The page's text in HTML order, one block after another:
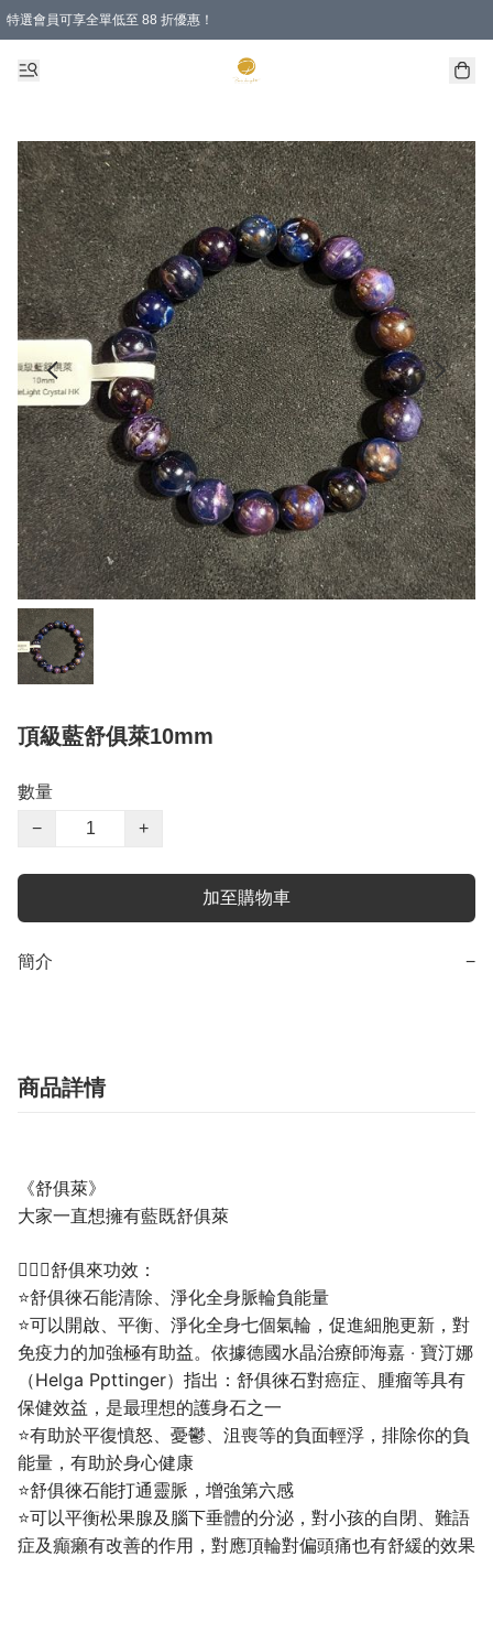
特選會員可享全單低至 88 折優惠！
頂級藍舒俱萊10mm
數量
−
+
加至購物車
簡介 −
商品詳情
《舒俱萊》
大家一直想擁有藍既舒俱萊
💁🏼‍♀️舒俱來功效：
⭐舒俱徠石能清除、淨化全身脈輪負能量
⭐可以開啟、平衡、淨化全身七個氣輪，促進細胞更新，對
免疫力的加強極有助益。依據德國水晶治療師海嘉 ‧ 寶汀娜
（Helga Ppttinger）指出：舒俱徠石對癌症、腫瘤等具有
保健效益，是最理想的護身石之一
⭐有助於平復憤怒、憂鬱、沮喪等的負面輕浮，排除你的負
能量，有助於身心健康
⭐舒俱徠石能打通靈脈，增強第六感
⭐可以平衡松果腺及腦下垂體的分泌，對小孩的自閉、難語
症及癲癩有改善的作用，對應頂輪對偏頭痛也有舒緩的效果